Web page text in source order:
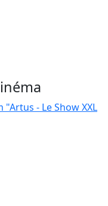
"Artus - Le Show XXL